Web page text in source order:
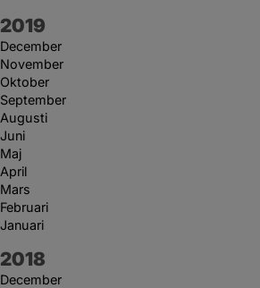
År:
2019
December
November
Oktober
September
Augusti
Juni
Maj
April
Mars
Februari
Januari
År:
2018
December